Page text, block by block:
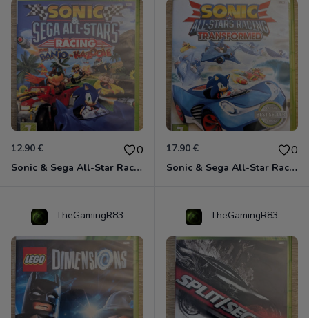
12.90 € 0
Sonic & Sega All-Star Racing avec Banjo-Kazooie Xbox 360
17.90 € 0
Sonic & Sega All-Star Racing - Transformed Xbox 360
TheGamingR83 TheGamingR83